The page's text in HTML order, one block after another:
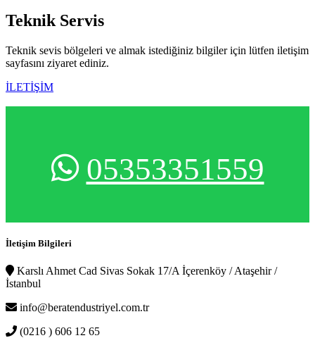
Teknik Servis
Teknik sevis bölgeleri ve almak istediğiniz bilgiler için lütfen iletişim
sayfasını ziyaret ediniz.
İLETİŞİM
05353351559
İletişim Bilgileri
Karslı Ahmet Cad Sivas Sokak 17/A İçerenköy / Ataşehir /
İstanbul
info@beratendustriyel.com.tr
(0216 ) 606 12 65